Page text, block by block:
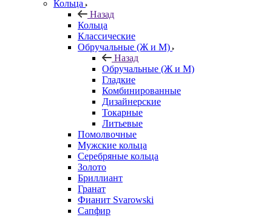
Кольца
Назад
Кольца
Классические
Обручальные (Ж и М)
Назад
Обручальные (Ж и М)
Гладкие
Комбинированные
Дизайнерские
Токарные
Литьевые
Помолвочные
Мужские кольца
Серебряные кольца
Золото
Бриллиант
Гранат
Фианит Svarowski
Сапфир